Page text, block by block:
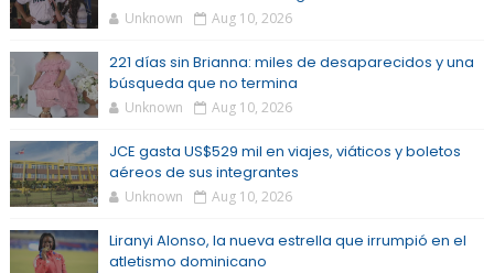
Unknown Aug 10, 2026
221 días sin Brianna: miles de desaparecidos y una
búsqueda que no termina
Unknown Aug 10, 2026
JCE gasta US$529 mil en viajes, viáticos y boletos
aéreos de sus integrantes
Unknown Aug 10, 2026
Liranyi Alonso, la nueva estrella que irrumpió en el
atletismo dominicano